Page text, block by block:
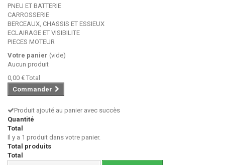
PNEU ET BATTERIE
CARROSSERIE
BERCEAUX, CHASSIS ET ESSIEUX
ECLAIRAGE ET VISIBILITE
PIECES MOTEUR
Votre panier (vide)
Aucun produit
0,00 € Total
Commander
Produit ajouté au panier avec succès
Quantité
Total
Il y a 1 produit dans votre panier.
Total produits
Total